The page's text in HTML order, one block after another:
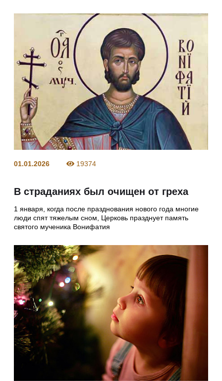
01.01.2026 19374
В страданиях был очищен от греха
1 января, когда после празднования нового года многие
люди спят тяжелым сном, Церковь празднует память
святого мученика Вонифатия